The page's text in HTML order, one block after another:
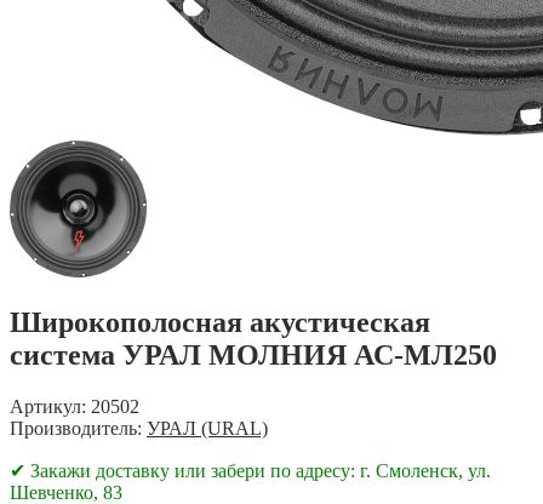
Широкополосная акустическая
система УРАЛ МОЛНИЯ АС-МЛ250
Артикул: 20502
Производитель: УРАЛ (URAL)
✔ Закажи доставку или забери по адресу: г. Смоленск, ул.
Шевченко, 83